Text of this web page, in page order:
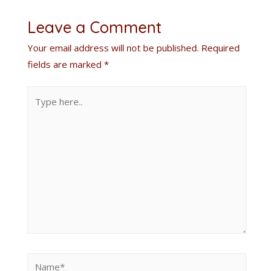
Leave a Comment
Your email address will not be published. Required
fields are marked *